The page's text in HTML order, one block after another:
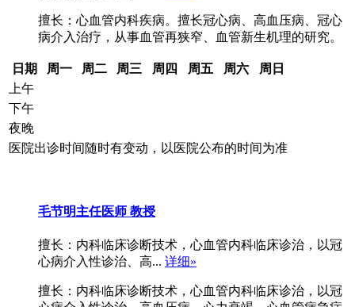
擅长：心血管内科疾病。擅长冠心病、高血压病、冠心
病介入治疗，从事血管再狭窄、血管新生机理的研究。
日期 周一 周二 周三 周四 周五 周六
周日
上午
下午
夜晚
医院出诊时间随时有变动，以医院公布的时间为准
毛节明主任医师 教授
擅长：内科临床诊断技术，心血管内科临床诊治，以冠
心病介入性诊治、高... 详细»
擅长：内科临床诊断技术，心血管内科临床诊治，以冠